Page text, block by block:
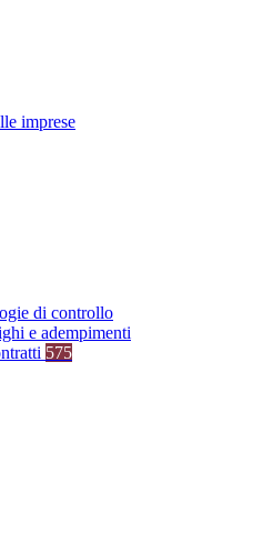
imprese
di controllo
e adempimenti
575